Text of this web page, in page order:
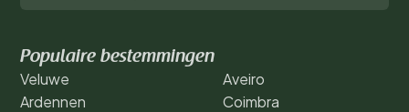
Populaire bestemmingen
Veluwe
Ardennen
Aveiro
Coimbra